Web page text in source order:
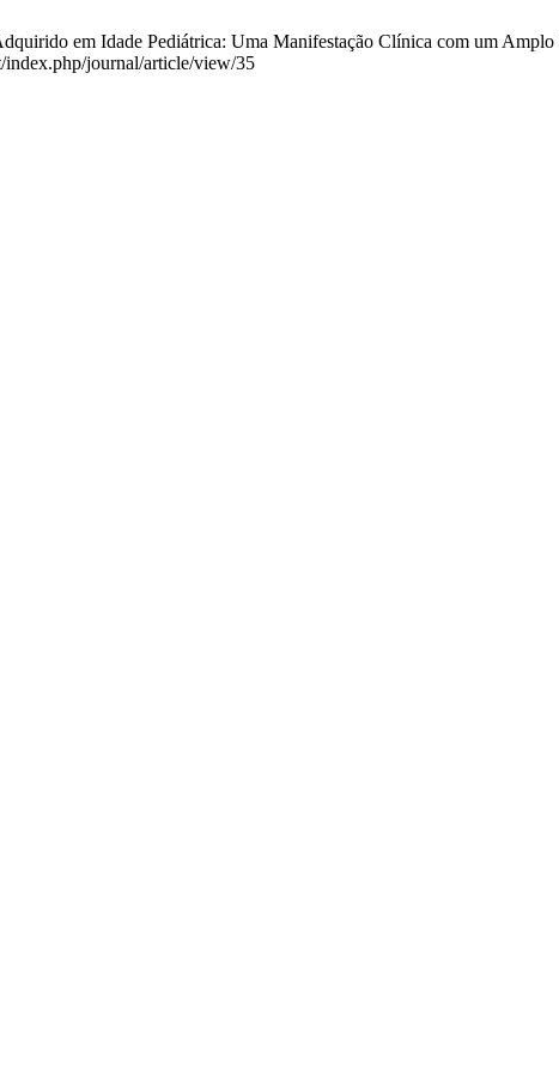
em Idade Pediátrica: Uma Manifestação Clínica com um
index.php/journal/article/view/35